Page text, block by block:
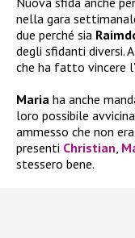
nella gara
due perché sia
degli sfidanti diversi.
che ha fatto vincere
Maria ha anche
loro possibile
ammesso che non
presenti Christian,
stessero bene.